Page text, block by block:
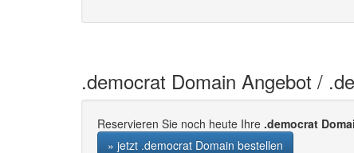
.democrat Domain Angebot /
Reservieren Sie noch heute Ihre .democrat
» jetzt .democrat Domain bestellen